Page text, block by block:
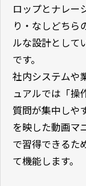
ロップとナレー
り・なしどちら
ルな設計として
です。
社内システムや
ュアルでは「操
質問が集中しや
を映した動画マ
で習得できるた
て機能します。